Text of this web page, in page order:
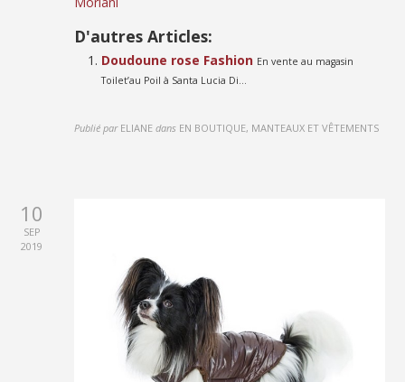
D'autres Articles:
Doudoune rose Fashion En vente au magasin
Toilet’au Poil à Santa Lucia Di...
Publié par ELIANE dans EN BOUTIQUE, MANTEAUX ET VÊTEMENTS
10
SEP
2019